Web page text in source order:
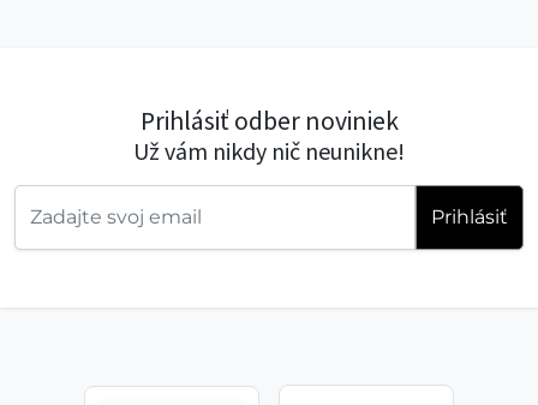
Prihlásiť odber noviniek
Už vám nikdy nič neunikne!
Prihlásiť